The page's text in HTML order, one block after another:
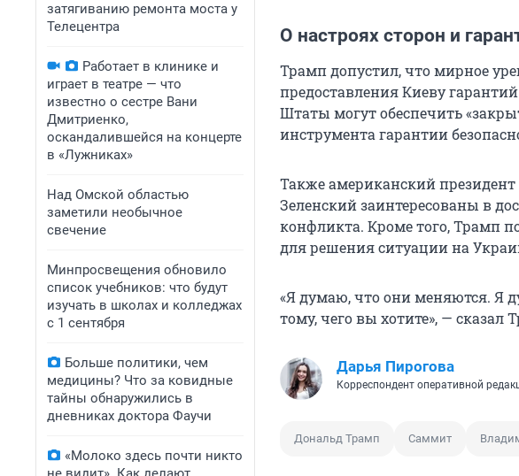
затягиванию ремонта моста у
Телецентра
Работает в клинике и
играет в театре — что
известно о сестре Вани
Дмитриенко,
оскандалившейся на концерте
в «Лужниках»
Над Омской областью
заметили необычное
свечение
Минпросвещения обновило
список учебников: что будут
изучать в школах и колледжах
с 1 сентября
Больше политики, чем
медицины? Что за ковидные
тайны обнаружились в
дневниках доктора Фаучи
«Молоко здесь почти никто
О настроях сторон и
Трамп допустил, что мирное
предоставления Киеву
Штаты могут обеспечить
инструмента гарантии
Также американский
Зеленский заинтересованы в
конфликта. Кроме того, Трамп
для решения ситуации на
«Я думаю, что они меняются. Я
тому, чего вы хотите», — сказал
Дарья Пирогова
Корреспондент оперативной
Дональд Трамп Саммит